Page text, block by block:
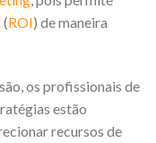
ROI) de maneira
os profissionais de
estão
recursos de